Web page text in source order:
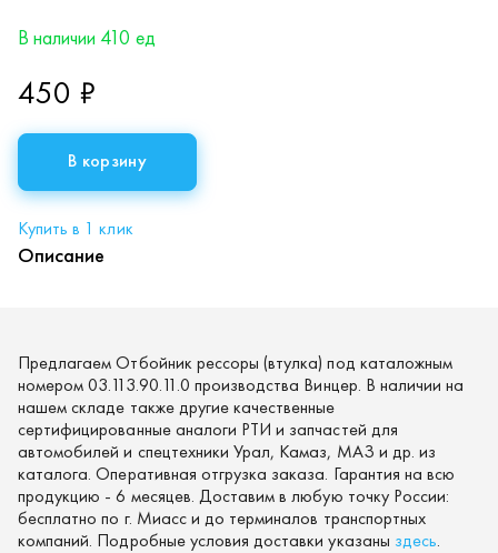
В наличии 410 ед
450 ₽
В корзину
Купить в 1 клик
Описание
Предлагаем Отбойник рессоры (втулка) под каталожным
номером 03.113.90.11.0 производства Винцер. В наличии на
нашем складе также другие качественные
сертифицированные аналоги РТИ и запчастей для
автомобилей и спецтехники Урал, Камаз, МАЗ и др. из
каталога. Оперативная отгрузка заказа. Гарантия на всю
продукцию - 6 месяцев. Доставим в любую точку России:
бесплатно по г. Миасс и до терминалов транспортных
компаний. Подробные условия доставки указаны здесь.